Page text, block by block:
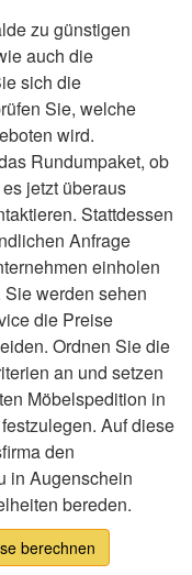
zu günstigen
auch die
sich die
Sie, welche
wird.
Rundumpaket, ob
jetzt überaus
Stattdessen
Anfrage
einholen
werden sehen
die Preise
Ordnen Sie die
an und setzen
Möbelspedition in
Auf diese
den
in Augenschein
bereden.
berechnen